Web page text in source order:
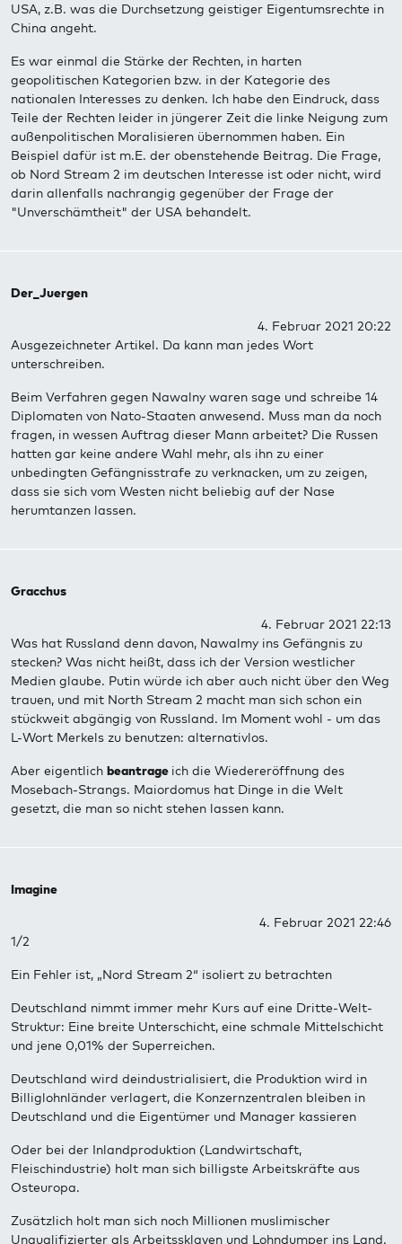
USA, z.B. was die Durchsetzung geistiger Eigentumsrechte in
China angeht.
Es war einmal die Stärke der Rechten, in harten
geopolitischen Kategorien bzw. in der Kategorie des
nationalen Interesses zu denken. Ich habe den Eindruck, dass
Teile der Rechten leider in jüngerer Zeit die linke Neigung zum
außenpolitischen Moralisieren übernommen haben. Ein
Beispiel dafür ist m.E. der obenstehende Beitrag. Die Frage,
ob Nord Stream 2 im deutschen Interesse ist oder nicht, wird
darin allenfalls nachrangig gegenüber der Frage der
"Unverschämtheit" der USA behandelt.
Der_Juergen
4. Februar 2021 20:22
Ausgezeichneter Artikel. Da kann man jedes Wort
unterschreiben.
Beim Verfahren gegen Nawalny waren sage und schreibe 14
Diplomaten von Nato-Staaten anwesend. Muss man da noch
fragen, in wessen Auftrag dieser Mann arbeitet? Die Russen
hatten gar keine andere Wahl mehr, als ihn zu einer
unbedingten Gefängnisstrafe zu verknacken, um zu zeigen,
dass sie sich vom Westen nicht beliebig auf der Nase
herumtanzen lassen.
Gracchus
4. Februar 2021 22:13
Was hat Russland denn davon, Nawalmy ins Gefängnis zu
stecken? Was nicht heißt, dass ich der Version westlicher
Medien glaube. Putin würde ich aber auch nicht über den Weg
trauen, und mit North Stream 2 macht man sich schon ein
stückweit abgängig von Russland. Im Moment wohl - um das
L-Wort Merkels zu benutzen: alternativlos.
Aber eigentlich beantrage ich die Wiedereröffnung des
Mosebach-Strangs. Maiordomus hat Dinge in die Welt
gesetzt, die man so nicht stehen lassen kann.
Imagine
4. Februar 2021 22:46
1/2
Ein Fehler ist, „Nord Stream 2“ isoliert zu betrachten
Deutschland nimmt immer mehr Kurs auf eine Dritte-Welt-
Struktur: Eine breite Unterschicht, eine schmale Mittelschicht
und jene 0,01% der Superreichen.
Deutschland wird deindustrialisiert, die Produktion wird in
Billiglohnländer verlagert, die Konzernzentralen bleiben in
Deutschland und die Eigentümer und Manager kassieren
Oder bei der Inlandproduktion (Landwirtschaft,
Fleischindustrie) holt man sich billigste Arbeitskräfte aus
Osteuropa.
Zusätzlich holt man sich noch Millionen muslimischer
Unqualifizierter als Arbeitssklaven und Lohndumper ins Land.